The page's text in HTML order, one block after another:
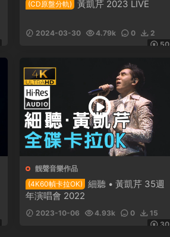
(CD原盤分軌)
黃凱芹 2023 LIVE
2024-03-30 4.79k 0
2
50
靓聲音樂作品
(4K60幀卡拉OK)
細聽 • 黃凱芹 35週
年演唱會 2022
2023-10-06 4.93k 0
15
30